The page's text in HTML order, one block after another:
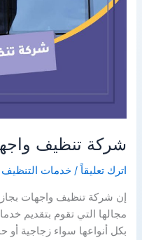
شركة تنظيف
اترك تعليقاً /خدمات التنظيف
إن شركة تنظيف واجهات
مجالها التي تقوم بتقديم
بكل أنواعها سواء زجاجية أو